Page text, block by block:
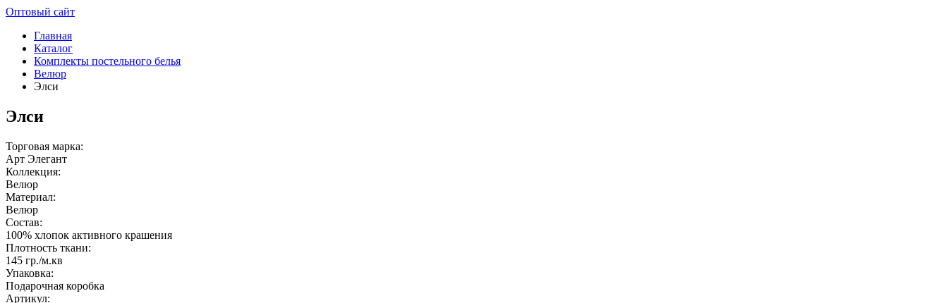
Оптовый сайт
Главная
Каталог
Комплекты постельного белья
Велюр
Элси
Элси
Торговая марка:
Арт Элегант
Коллекция:
Велюр
Материал:
Велюр
Состав:
100% хлопок активного крашения
Плотность ткани:
145 гр./м.кв
Упаковка:
Подарочная коробка
Артикул: